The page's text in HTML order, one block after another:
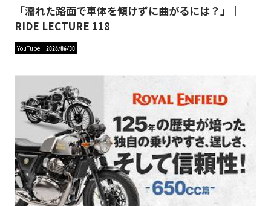
「濡れた路面で車体を傾けずに曲がるには？」｜
RIDE LECTURE 118
YouTube 2026/06/30